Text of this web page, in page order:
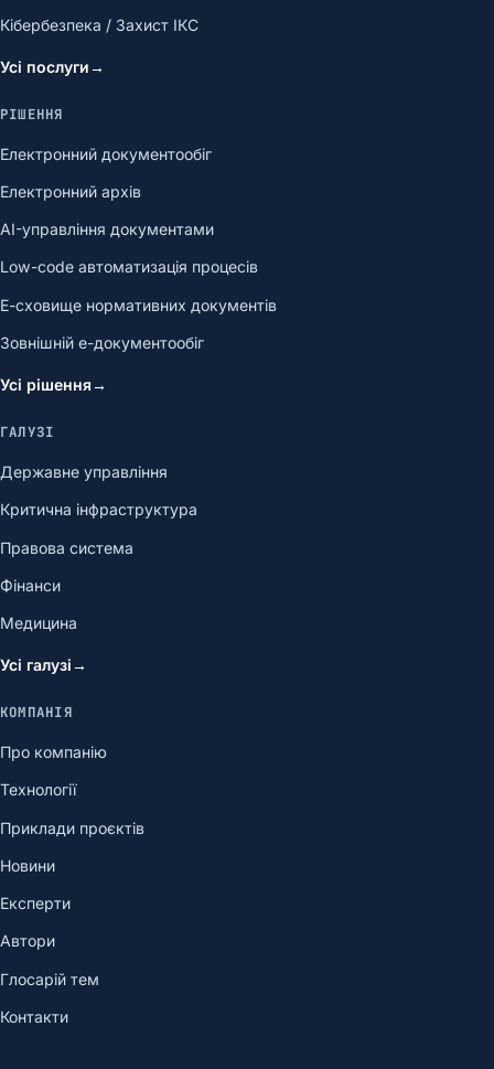
Кібербезпека / Захист ІКС
Усі послуги→
РІШЕННЯ
Електронний документообіг
Електронний архів
AI-управління документами
Low-code автоматизація процесів
Е-сховище нормативних документів
Зовнішній е-документообіг
Усі рішення→
ГАЛУЗІ
Державне управління
Критична інфраструктура
Правова система
Фінанси
Медицина
Усі галузі→
КОМПАНІЯ
Про компанію
Технології
Приклади проєктів
Новини
Експерти
Автори
Глосарій тем
Контакти